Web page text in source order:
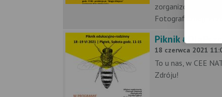
zorganizowanej
Fotograficznej).
Piknik
18 czerwca 2021
To u nas, w CEE
Zdróju!